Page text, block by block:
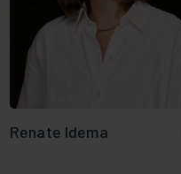
Renate Idema